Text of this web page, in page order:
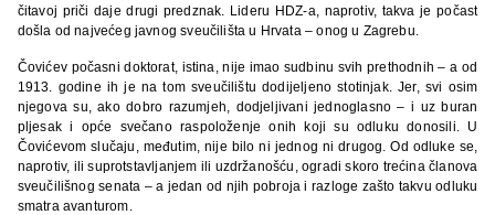
čitavoj priči daje drugi predznak. Lideru HDZ-a, naprotiv, takva je počast
došla od najvećeg javnog sveučilišta u Hrvata – onog u Zagrebu.
Čovićev počasni doktorat, istina, nije imao sudbinu svih prethodnih – a od
1913. godine ih je na tom sveučilištu dodijeljeno stotinjak. Jer, svi osim
njegova su, ako dobro razumjeh, dodjeljivani jednoglasno – i uz buran
pljesak i opće svečano raspoloženje onih koji su odluku donosili. U
Čovićevom slučaju, međutim, nije bilo ni jednog ni drugog. Od odluke se,
naprotiv, ili suprotstavljanjem ili uzdržanošću, ogradi skoro trećina članova
sveučilišnog senata – a jedan od njih pobroja i razloge zašto takvu odluku
smatra avanturom.